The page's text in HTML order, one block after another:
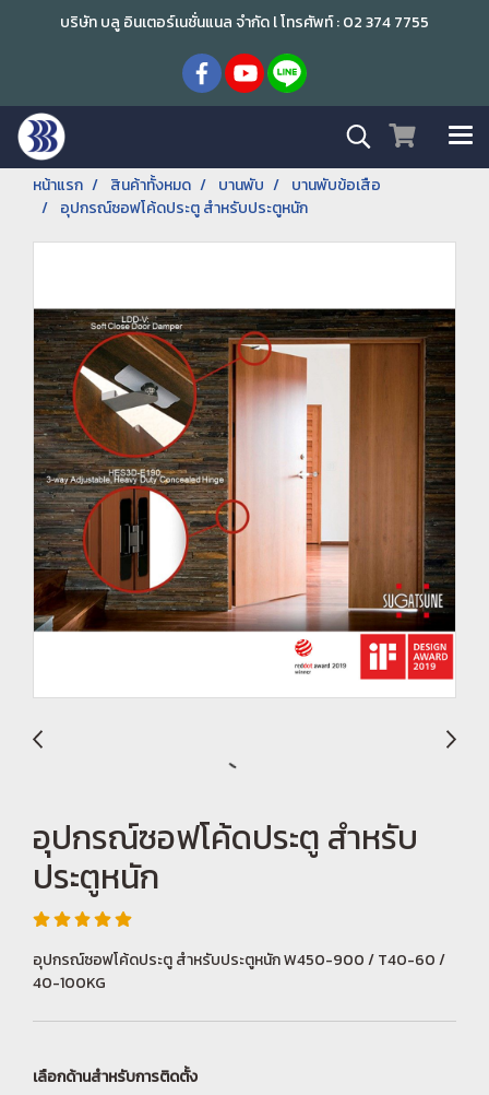
บริษัท บลู อินเตอร์เนชั่นแนล จำกัด l โทรศัพท์ : 02 374 7755
หน้าแรก สินค้าทั้งหมด บานพับ
บานพับข้อเสือ
อุปกรณ์ซอฟโค้ดประตู สำหรับประตูหนัก
อุปกรณ์ซอฟโค้ดประตู สำหรับ
ประตูหนัก
อุปกรณ์ซอฟโค้ดประตู สำหรับประตูหนัก W450-900 / T40-60 /
40-100KG
เลือกด้านสำหรับการติดตั้ง